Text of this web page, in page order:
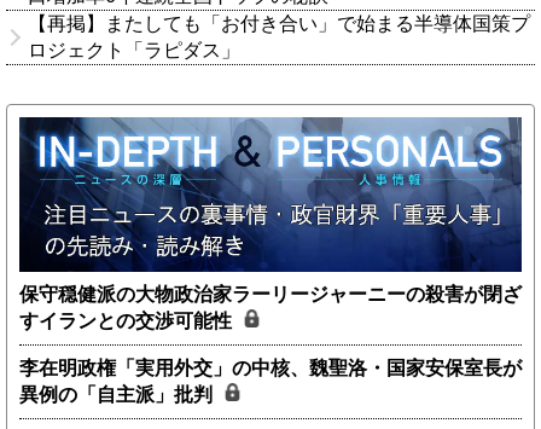
【再掲】またしても「お付き合い」で始まる半導体国策プ
ロジェクト「ラピダス」
保守穏健派の大物政治家ラーリージャーニーの殺害が閉ざ
すイランとの交渉可能性
李在明政権「実用外交」の中核、魏聖洛・国家安保室長が
異例の「自主派」批判